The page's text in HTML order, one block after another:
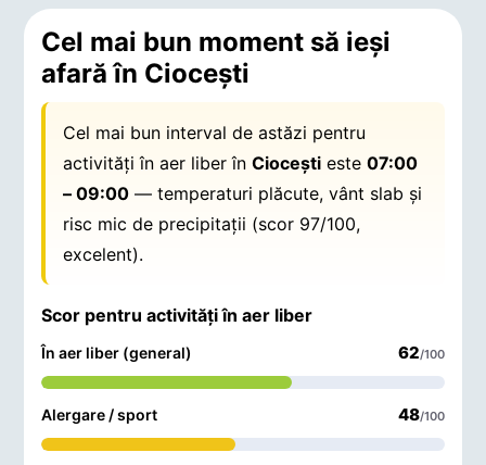
Cel mai bun moment să ieși
afară în Cioceşti
Cel mai bun interval de astăzi pentru
activități în aer liber înCioceşti este07:00
– 09:00 — temperaturi plăcute, vânt slab și
risc mic de precipitații (scor 97/100,
excelent).
Scor pentru activități în aer liber
În aer liber (general) 62/100
Alergare / sport 48/100